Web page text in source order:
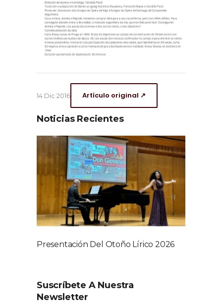
14 Dic 2016 Artículo original ↗
Noticias Recientes
Presentación Del Otoño Lírico 2026
Suscríbete A Nuestra
Newsletter